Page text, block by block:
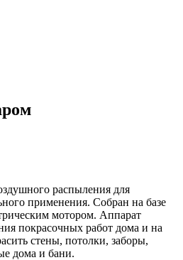
распыления для
применения. Собран на базе
мотором. Аппарат
покрасочных работ дома и на
стены, потолки, заборы,
дома и бани.